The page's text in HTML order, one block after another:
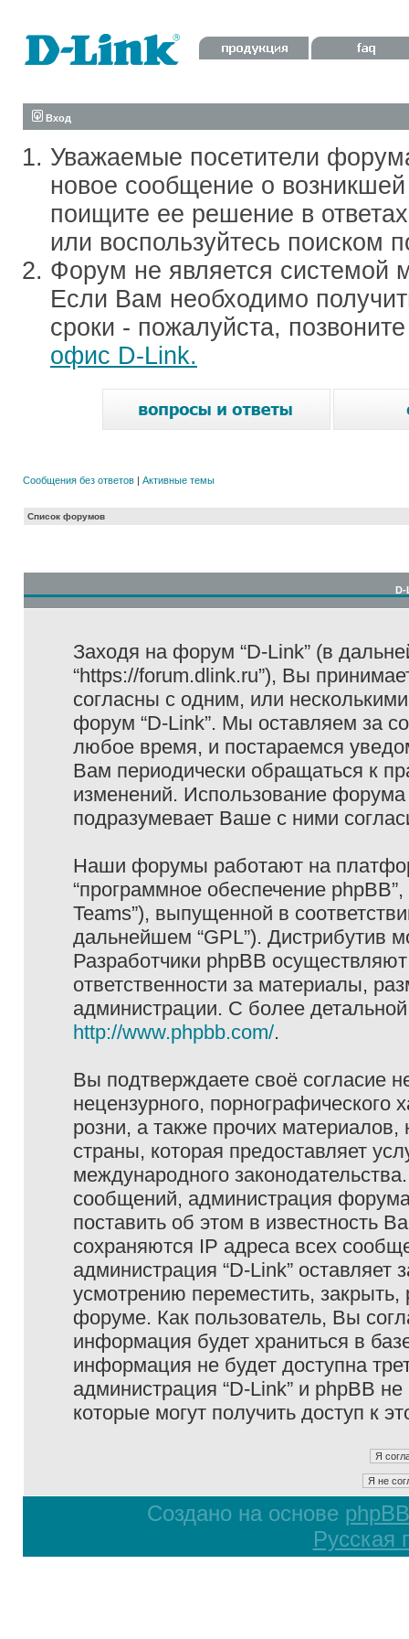
Вход
Уважаемые посетители
новое сообщение о
поищите ее решение в
или воспользуйтесь поиском
Форум не является системой
Если Вам необходимо
сроки - пожалуйста,
офис D-Link.
Сообщения без ответов | Активные темы
Список форумов
D-
Заходя на форум “D-Link” (в
“https://forum.dlink.ru”), Вы
согласны с одним, или
форум “D-Link”. Мы оставляем за
любое время, и постараемся
Вам периодически обращаться к
изменений. Использование
подразумевает Ваше с ними
Наши форумы работают на
“программное обеспечение
Teams”), выпущенной в
дальнейшем “GPL”). Дистрибутив
Разработчики phpBB
ответственности за материалы,
администрации. С более
http://www.phpbb.com/.
Вы подтверждаете своё согласие
нецензурного, порнографического
розни, а также прочих
страны, которая предоставляет
международного
сообщений, администрация
поставить об этом в известность
сохраняются IP адреса всех
администрация “D-Link”
усмотрению переместить,
форуме. Как пользователь, Вы
информация будет храниться в
информация не будет доступна
администрация “D-Link” и phpBB
которые могут получить доступ к
Создано на основе phpBB
Русская